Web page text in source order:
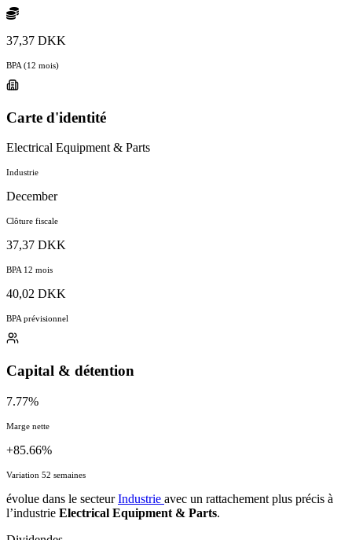
37,37 DKK
BPA (12 mois)
Carte d'identité
Electrical Equipment & Parts
Industrie
December
Clôture fiscale
37,37 DKK
BPA 12 mois
40,02 DKK
BPA prévisionnel
Capital & détention
7.77%
Marge nette
+85.66%
Variation 52 semaines
évolue dans le secteurIndustrie avec un rattachement plus précis à
l’industrie Electrical Equipment & Parts.